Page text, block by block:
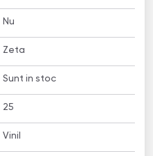
Nu
Zeta
Sunt in stoc
25
Vinil